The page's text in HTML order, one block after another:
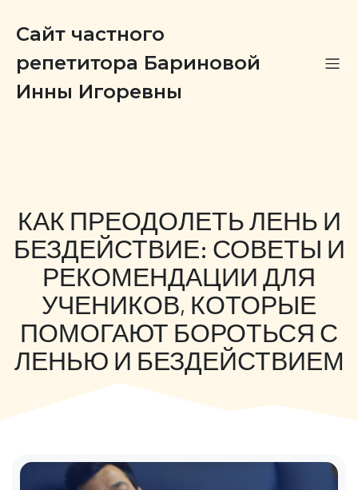
Сайт частного
репетитора Бариновой
Инны Игоревны
КАК ПРЕОДОЛЕТЬ ЛЕНЬ И
БЕЗДЕЙСТВИЕ: СОВЕТЫ И
РЕКОМЕНДАЦИИ ДЛЯ
УЧЕНИКОВ, КОТОРЫЕ
ПОМОГАЮТ БОРОТЬСЯ С
ЛЕНЬЮ И БЕЗДЕЙСТВИЕМ